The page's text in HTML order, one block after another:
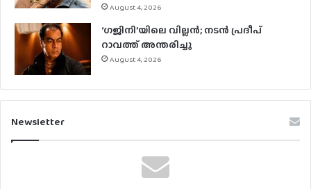
August 4, 2026
‘ഗജിനി’യിലെ വില്ലൻ; നടൻ പ്രദീപ്
റാവത്ത് അന്തരിച്ചു
August 4, 2026
Newsletter